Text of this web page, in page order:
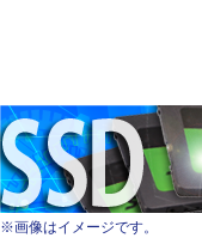
※画像はイメージです。